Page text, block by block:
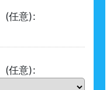
(任意):
(任意):